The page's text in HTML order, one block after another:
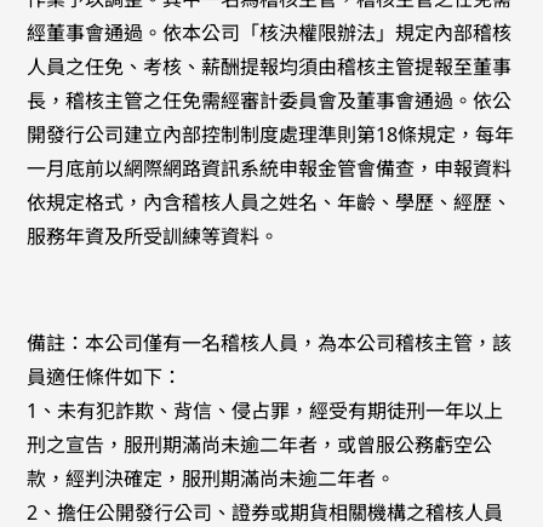
經董事會通過。依本公司「核決權限辦法」規定內部稽核
人員之任免、考核、薪酬提報均須由稽核主管提報至董事
長，稽核主管之任免需經審計委員會及董事會通過。依公
開發行公司建立內部控制制度處理準則第18條規定，每年
一月底前以網際網路資訊系統申報金管會備查，申報資料
依規定格式，內含稽核人員之姓名、年齡、學歷、經歷、
服務年資及所受訓練等資料。
備註：本公司僅有一名稽核人員，為本公司稽核主管，該
員適任條件如下：
1、未有犯詐欺、背信、侵占罪，經受有期徒刑一年以上
刑之宣告，服刑期滿尚未逾二年者，或曾服公務虧空公
款，經判決確定，服刑期滿尚未逾二年者。
2、擔任公開發行公司、證券或期貨相關機構之稽核人員